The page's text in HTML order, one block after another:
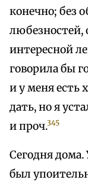
конечно; без
любезностей,
интересной
говорила бы
и у меня есть
дать, но я
и проч.345
Сегодня
был